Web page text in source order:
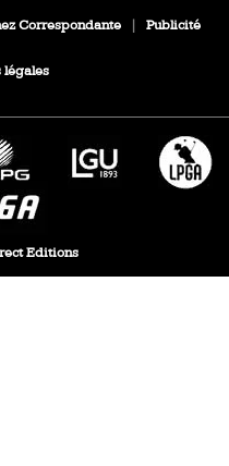
Correspondante Publicité
légales
Editions